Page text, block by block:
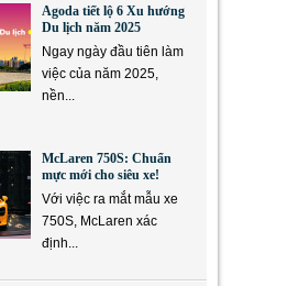
Agoda tiết lộ 6 Xu hướng
Du lịch năm 2025
Ngay ngày đầu tiên làm
việc của năm 2025,
nền...
McLaren 750S: Chuẩn
mực mới cho siêu xe!
Với việc ra mắt mẫu xe
750S, McLaren xác
định...